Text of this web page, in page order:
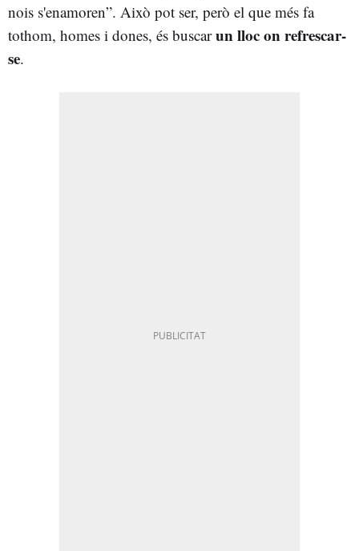
nois s'enamoren”. Això pot ser, però el que més fa
tothom, homes i dones, és buscarun lloc on refrescar-
se.